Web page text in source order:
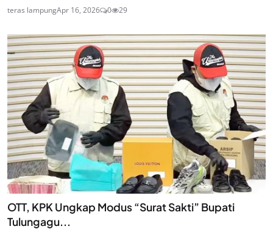
teras lampungApr 16, 2026 0 29
OTT, KPK Ungkap Modus “Surat Sakti” Bupati
Tulungagu...